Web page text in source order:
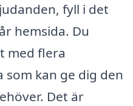
fyll i det
hemsida. Du
med flera
kan ge dig den
Det är